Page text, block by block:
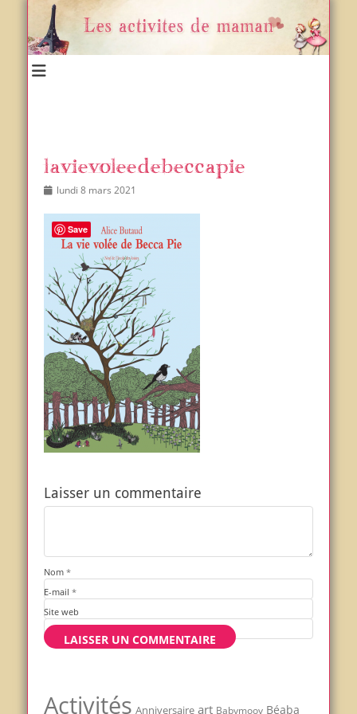
lavievoleedebeccapie
Postedlundi 8 mars 2021
Laisser un commentaire
Nom *
E-mail *
Site web
Activités Anniversaire art Babymoov Béaba
Save